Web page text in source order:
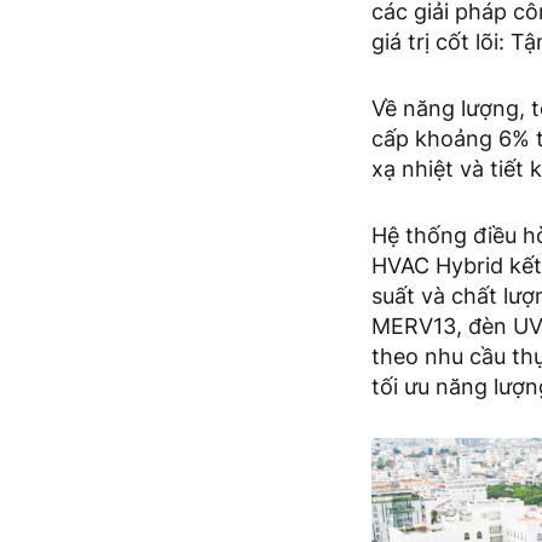
các giải pháp
giá trị cốt lõi:
Về năng lượng,
cấp khoảng 6%
xạ nhiệt và tiết
Hệ thống điều
HVAC Hybrid
suất và chất
MERV13, đèn
theo nhu cầu
tối ưu năng